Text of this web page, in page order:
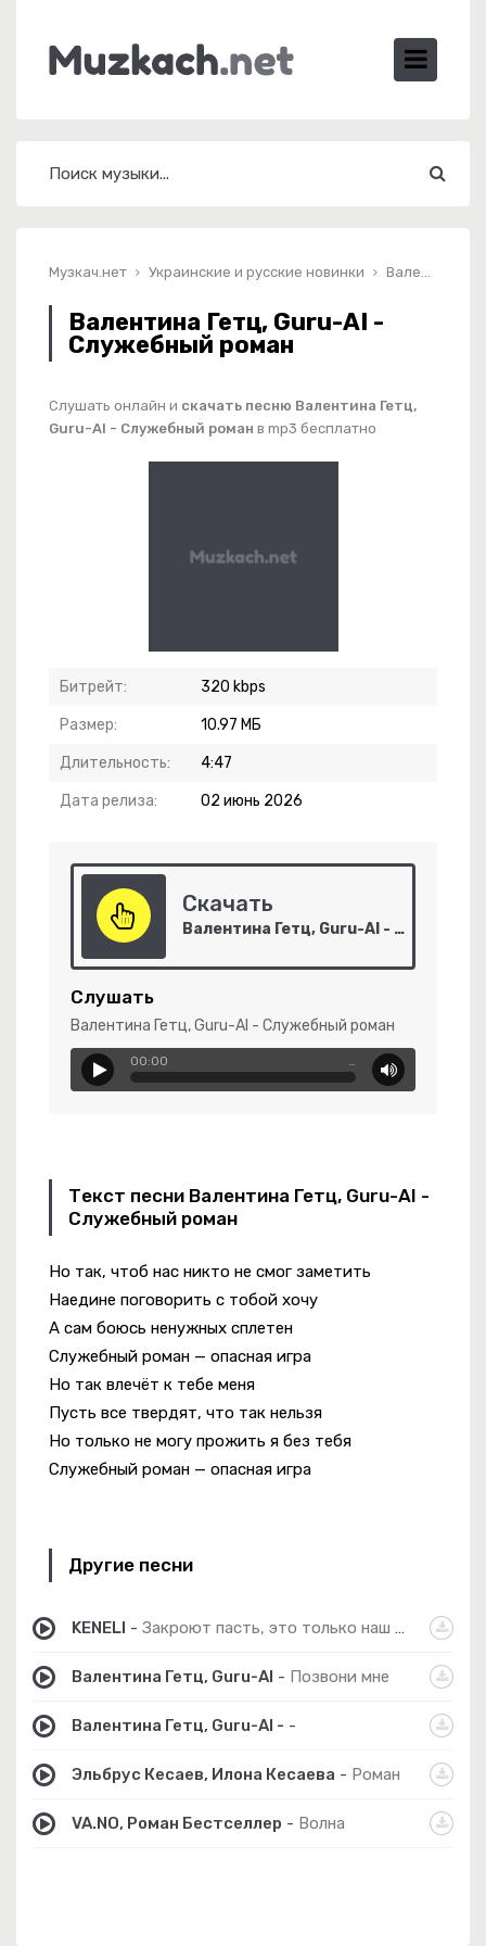
Музкач.нет Украинские и русские новинки Валентина Гетц, Guru-AI - Служебный роман
Валентина Гетц, Guru-AI -
Служебный роман
Слушать онлайн и скачать песню Валентина Гетц,
Guru-AI - Служебный роман в mp3 бесплатно
Битрейт: 320 kbps
Размер: 10.97 МБ
Длительность: 4:47
Дата релиза: 02 июнь 2026
Скачать
Валентина Гетц, Guru-AI - Служебный роман
Слушать
Валентина Гетц, Guru-AI - Служебный роман
00:00 …
Текст песни Валентина Гетц, Guru-AI -
Служебный роман
Но так, чтоб нас никто не смог заметить
Наедине поговорить с тобой хочу
А сам боюсь ненужных сплетен
Служебный роман — опасная игра
Но так влечёт к тебе меня
Пусть все твердят, что так нельзя
Но только не могу прожить я без тебя
Служебный роман — опасная игра
Другие песни
KENELI - Закроют пасть, это только наш роман
Валентина Гетц, Guru-AI - Позвони мне
Валентина Гетц, Guru-AI - -
Эльбрус Кесаев, Илона Кесаева - Роман
VA.NO, Роман Бестселлер - Волна
Небо Укажи Мне Путь